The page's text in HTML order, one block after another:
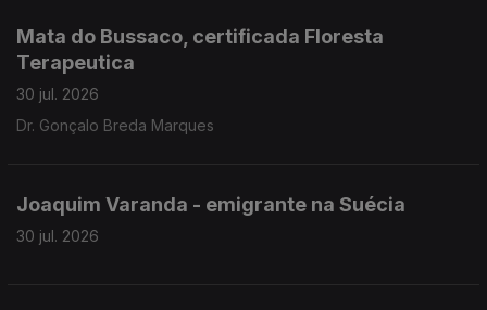
Mata do Bussaco, certificada Floresta
Terapeutica
30 jul. 2026
Dr. Gonçalo Breda Marques
Joaquim Varanda - emigrante na Suécia
30 jul. 2026